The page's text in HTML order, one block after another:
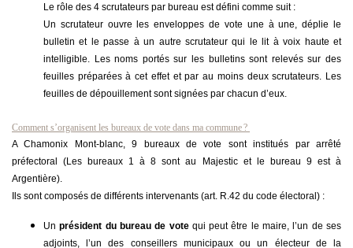
Le rôle des 4 scrutateurs par bureau est défini comme suit :
Un scrutateur ouvre les enveloppes de vote une à une, déplie le
bulletin et le passe à un autre scrutateur qui le lit à voix haute et
intelligible. Les noms portés sur les bulletins sont relevés sur des
feuilles préparées à cet effet et par au moins deux scrutateurs. Les
feuilles de dépouillement sont signées par chacun d’eux.
Comment s’organisent les bureaux de vote dans ma commune ?
A Chamonix Mont-blanc, 9 bureaux de vote sont institués par arrêté
préfectoral (Les bureaux 1 à 8 sont au Majestic et le bureau 9 est à
Argentière).
Ils sont composés de différents intervenants (art. R.42 du code électoral) :
Unprésident du bureau de votequi peut être le maire, l’un de ses
adjoints, l’un des conseillers municipaux ou un électeur de la